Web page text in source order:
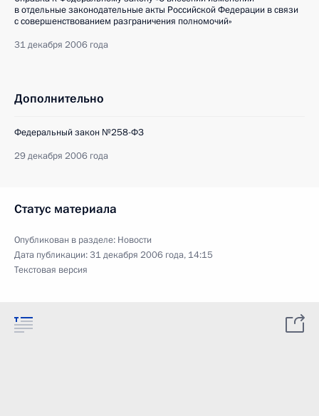
в отдельные законодательные акты Российской Федерации в связи
с совершенствованием разграничения полномочий»
31 декабря 2006 года
Дополнительно
Федеральный закон №258-ФЗ
29 декабря 2006 года
Статус материала
Опубликован в разделе: Новости
Дата публикации:31 декабря 2006 года, 14:15
Текстовая версия